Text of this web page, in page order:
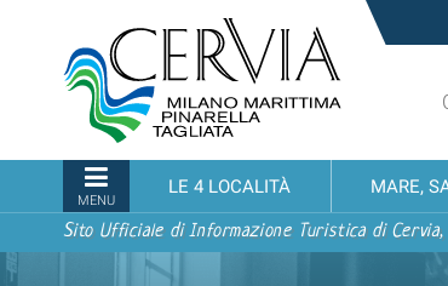
contenuti.
alla
navigazione
turistico
ufficiale
Cervia,
Milano
Marittima,
Pinarella,
Tagliata
MENU
LE 4 LOCALITÀ MARE,
Sito Ufficiale di Informazione Turistica di